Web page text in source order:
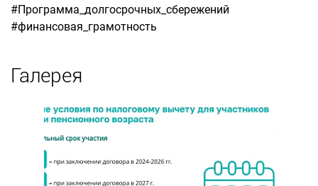
#Программа_долгосрочных_сбережений
#финансовая_грамотность
Галерея